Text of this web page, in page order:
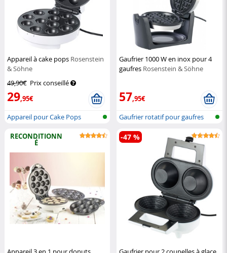
Appareil à cake pops Rosenstein
& Söhne
49,90€ Prix conseillé
29,95€
Appareil pour Cake Pops
Gaufrier 1000 W en inox pour 4
gaufres Rosenstein & Söhne
57,95€
Gaufrier rotatif pour gaufres
belge...
RECONDITIONN
É
-47 %